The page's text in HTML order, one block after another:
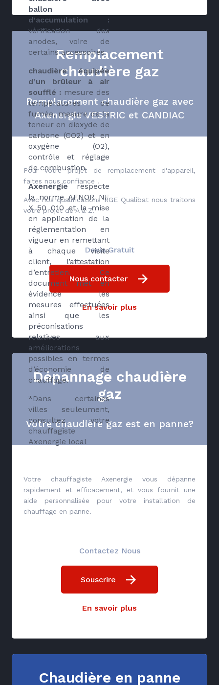
ballon
d’accumulation :
vérification des
anodes, voire de
certains accessoires
chaudière équipée
d’un brûleur à air
soufflé : mesure des
températures de
fumée, mesure de la
teneur en dioxyde de
carbone (CO2) et en
oxygène (O2),
contrôle et réglage
de combustion.
Axenergierespecte
la norme AFNOR NF
X 50 010 et la mise
en application de la
réglementation en
vigueur en remettant
à chaque visite
client, l’attestation
d’entretien. Ce
document met en
évidence les
mesures effectuées
ainsi que les
préconisations
relatives aux
améliorations
possibles en termes
d’économie de
chauffage.
*Dans certaines
villes seuleument,
consultez votre
chauffagiste
Axenergie local
Remplacement
chaudière gaz
Remplacement chaudière gaz avec
Axenergie VESTRIC et CANDIAC
Pour votre projet de remplacement d'appareil,
faites nous confiance !
Avec nos qualifications RGE Qualibat nous traitons
votre projet de A à Z.
Devis Gratuit
Nous contacter
En savoir plus
Dépannage chaudière
gaz
Votre chaudière gaz est en panne?
Votre chauffagiste Axenergie vous dépanne
rapidement et efficacement, et vous fournit une
aide personnalisée pour votre installation de
chauffage en panne.
Contactez Nous
Souscrire
En savoir plus
Chaudière en panne